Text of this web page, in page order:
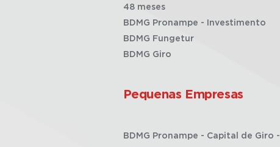
48 meses
BDMG Pronampe - Investimento
BDMG Fungetur
BDMG Giro
Pequenas Empresas
BDMG Pronampe - Capital de Giro -